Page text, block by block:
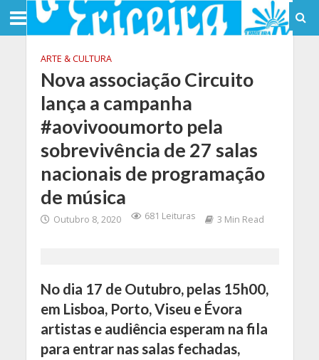
ARTE & CULTURA
Nova associação Circuito
lança a campanha
#aovivooumorto pela
sobrevivência de 27 salas
nacionais de programação
de música
Outubro 8, 2020 681 Leituras 3 Min Read
No dia 17 de Outubro, pelas 15h00,
em Lisboa, Porto, Viseu e Évora
artistas e audiência esperam na fila
para entrar nas salas fechadas,